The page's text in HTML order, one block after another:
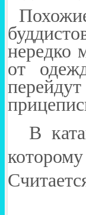
нередко
от
В